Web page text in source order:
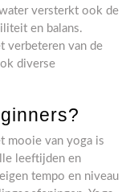
versterkt ook de
en balans.
verbeteren van de
diverse
mooie van yoga is
leeftijden en
tempo en niveau